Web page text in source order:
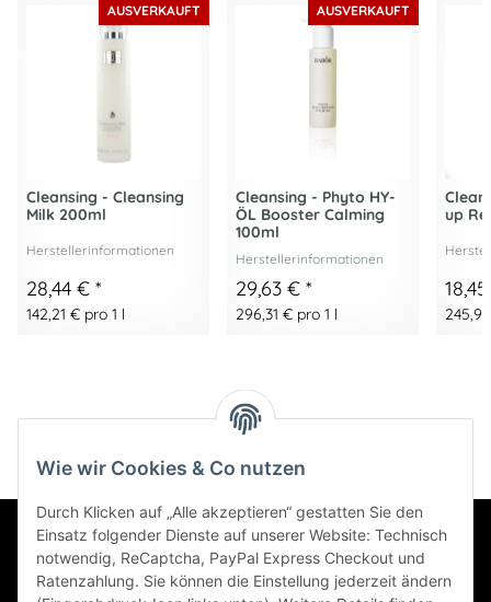
AUSVERKAUFT
Cleansing - Cleansing
Milk 200ml
Herstellerinformationen
28,44 € *
142,21 € pro 1 l
AUSVERKAUFT
Cleansing - Phyto HY-
ÖL Booster Calming
100ml
Herstellerinformationen
29,63 € *
296,31 € pro 1 l
up
Informationen
Wie wir Cookies & Co nutzen
Durch Klicken auf „Alle akzeptieren“ gestatten Sie den
Einsatz folgender Dienste auf unserer Website: Technisch
notwendig, ReCaptcha, PayPal Express Checkout und
Ratenzahlung. Sie können die Einstellung jederzeit ändern